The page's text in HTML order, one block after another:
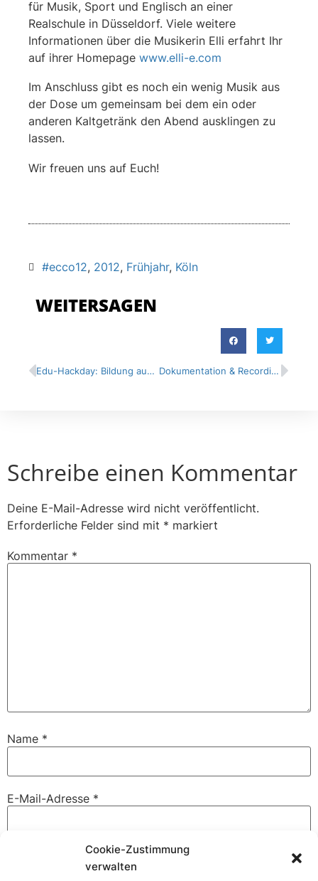
Cookie-Zustimmung
verwalten
für Musik, Sport und Englisch an einer
Realschule in Düsseldorf. Viele weitere
Informationen über die Musikerin Elli erfahrt Ihr
auf ihrer Homepage www.elli-e.com
Im Anschluss gibt es noch ein wenig Musik aus
der Dose um gemeinsam bei dem ein oder
anderen Kaltgetränk den Abend ausklingen zu
lassen.
Wir freuen uns auf Euch!
#ecco12, 2012, Frühjahr, Köln
WEITERSAGEN
Edu-Hackday: Bildung aus der Hosentasche – Freitag Dokumentation & Recordings
Schreibe einen Kommentar
Deine E-Mail-Adresse wird nicht veröffentlicht.
Erforderliche Felder sind mit * markiert
Kommentar *
Name *
E-Mail-Adresse *